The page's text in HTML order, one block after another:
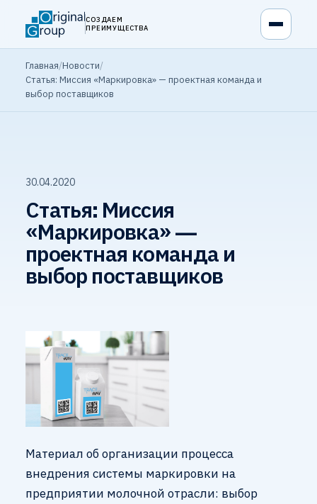
СОЗДАЕМ
ПРЕИМУЩЕСТВА
Главная/Новости/
Статья: Миссия «Маркировка» — проектная команда и
выбор поставщиков
30.04.2020
Статья: Миссия
«Маркировка» —
проектная команда и
выбор поставщиков
Материал об организации процесса
внедрения системы маркировки на
предприятии молочной отрасли: выбор